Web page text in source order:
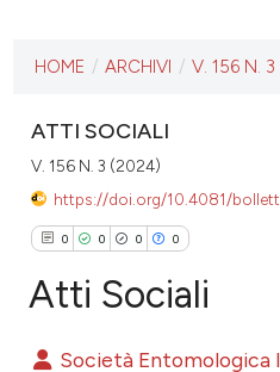
V. 156 N. 3 (2024)
ULTIMO FASCICOLO
HOME / ARCHIVI / V. 156 N.
ATTI SOCIALI
V. 156 N. 3 (2024)
https://doi.org/10.4081/
0 0 0 0
Atti Sociali
Società Entomologica